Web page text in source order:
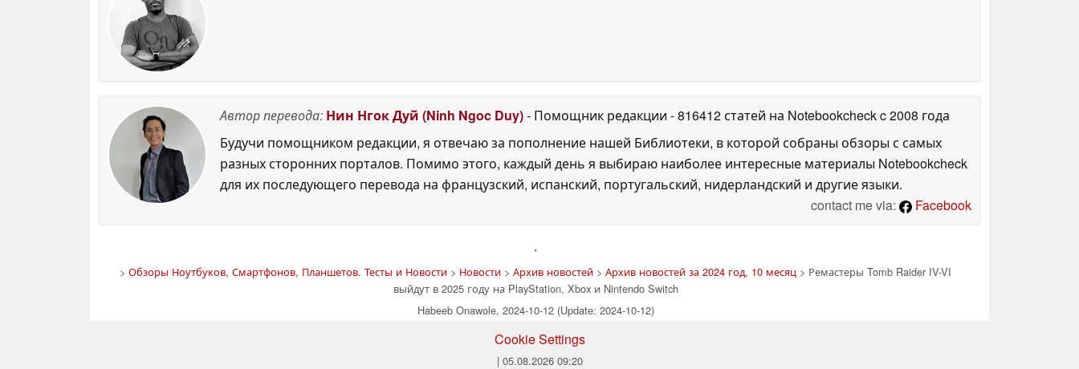
Автор перевода: Нин Нгок Дуй (Ninh Ngoc Duy)- Помощник редакции - 816412 статей на Notebookcheckc 2008 года
Будучи помощником редакции, я отвечаю за пополнение нашей Библиотеки, в которой собраны обзоры с самых
разных сторонних порталов. Помимо этого, каждый день я выбираю наиболее интересные материалы Notebookcheck
для их последующего перевода на французский, испанский, португальский, нидерландский и другие языки.
contact me via:
Facebook
'
> Обзоры Ноутбуков, Смартфонов, Планшетов. Тесты и Новости > Новости > Архив новостей > Архив новостей за 2024 год, 10 месяц > Ремастеры Tomb Raider IV-VI
выйдут в 2025 году на PlayStation, Xbox и Nintendo Switch
Habeeb Onawole, 2024-10-12 (Update: 2024-10-12)
Cookie Settings
| 05.08.2026 09:20